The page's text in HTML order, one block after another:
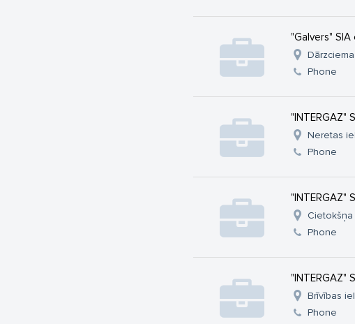
"Galvers" SIA
Phone
"INTERGAZ"
Neretas
Phone
"INTERGAZ"
Cietokšņa
Phone
"INTERGAZ"
Brīvības
Phone